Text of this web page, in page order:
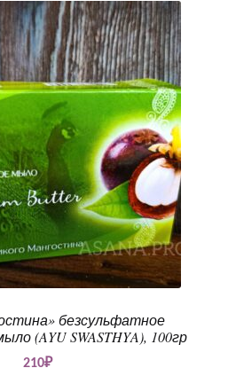
безсульфатное
(AYU SWASTHYA), 100гр
210₽